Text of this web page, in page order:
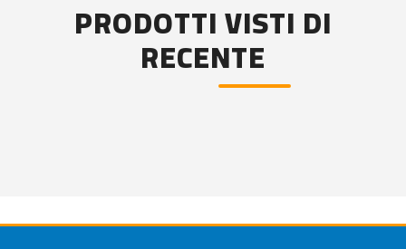
PRODOTTI VISTI DI
RECENTE